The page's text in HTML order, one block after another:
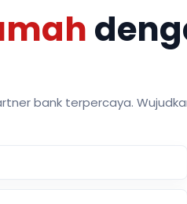
bank terpercaya.